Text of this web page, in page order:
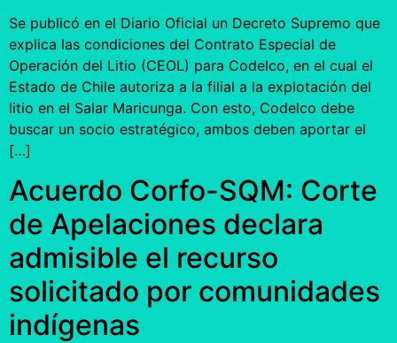
Se publicó en el Diario Oficial un Decreto Supremo que
explica las condiciones del Contrato Especial de
Operación del Litio (CEOL) para Codelco, en el cual el
Estado de Chile autoriza a la filial a la explotación del
litio en el Salar Maricunga. Con esto, Codelco debe
buscar un socio estratégico, ambos deben aportar el
[…]
Acuerdo Corfo-SQM: Corte
de Apelaciones declara
admisible el recurso
solicitado por comunidades
indígenas